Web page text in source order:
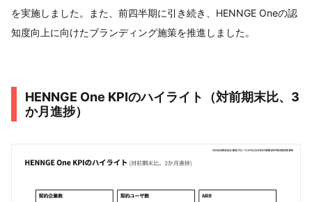
を実施しました。また、前四半期に引き続き、HENNGE Oneの認
知度向上に向けたブランディング施策を推進しました。
HENNGE One KPIのハイライト（対前期末比、3
か月進捗）